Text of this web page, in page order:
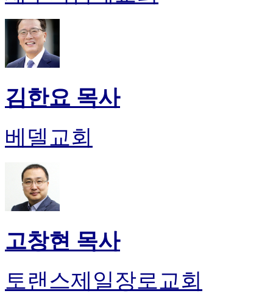
김한요 목사
베델교회
고창현 목사
토랜스제일장로교회